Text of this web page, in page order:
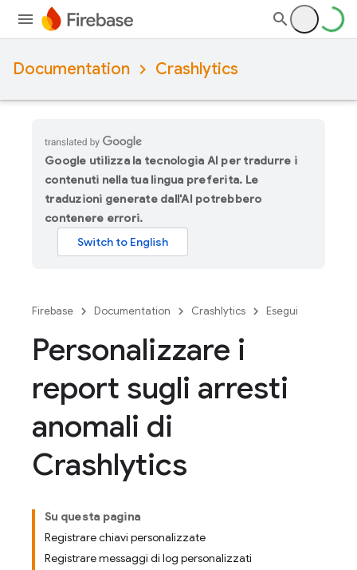
Documentation Crashlytics
Google utilizza la tecnologia AI per tradurre i
contenuti nella tua lingua preferita. Le
traduzioni generate dall'AI potrebbero
contenere errori.
Firebase Documentation Crashlytics Esegui
Personalizzare i
report sugli arresti
anomali di
Crashlytics
Su questa pagina
Registrare chiavi personalizzate
Registrare messaggi di log personalizzati